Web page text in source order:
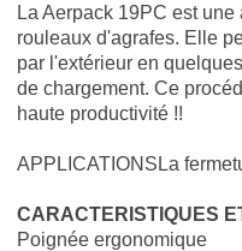
La Aerpack 19PC est
rouleaux d'agrafes. Elle
par l'extérieur en
de chargement. Ce
haute productivité !!
APPLICATIONSLa
CARACTERISTIQUES
Poignée ergonomique